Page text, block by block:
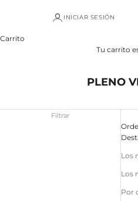
INICIAR SESIÓN
Carrito
Tu carrito
PLENO
Filtrar
Los
Los
Por